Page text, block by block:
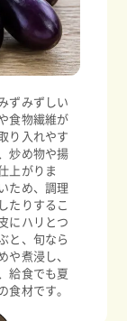
ずみずしい
食物繊維が
り入れやす
炒め物や揚
上がりま
ため、調理
たりするこ
にハリとつ
と、旬なら
や煮浸し、
給食でも夏
食材です。